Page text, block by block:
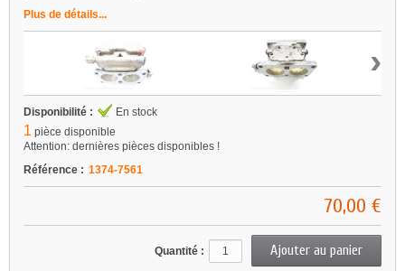
Plus de détails...
›
Disponibilité : En stock
1 pièce disponible
Attention: dernières pièces disponibles !
Référence : 1374-7561
70,00 €
Quantité :